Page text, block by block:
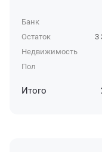
Банк
Остаток
3
Недвижимость
Пол
Итого